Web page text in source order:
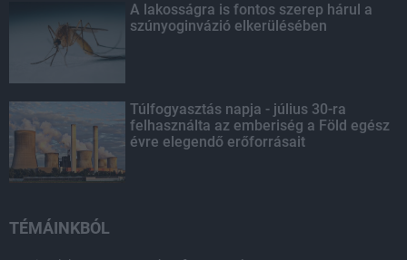
A lakosságra is fontos szerep hárul a
szúnyoginvázió elkerülésében
Túlfogyasztás napja - július 30-ra
felhasználta az emberiség a Föld egész
évre elegendő erőforrásait
TÉMÁINKBÓL